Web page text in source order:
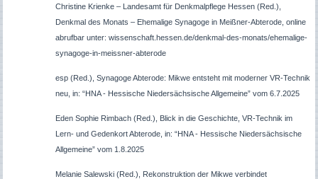
Christine Krienke – Landesamt für Denkmalpflege Hessen (Red.),
Denkmal des Monats – Ehemalige Synagoge in Meißner-Abterode, online
abrufbar unter: wissenschaft.hessen.de/denkmal-des-monats/ehemalige-
synagoge-in-meissner-abterode
esp (Red.), Synagoge Abterode: Mikwe entsteht mit moderner VR-Technik
neu, in: “HNA - Hessische Niedersächsische Allgemeine” vom 6.7.2025
Eden Sophie Rimbach (Red.), Blick in die Geschichte, VR-Technik im
Lern- und Gedenkort Abterode, in: “HNA - Hessische Niedersächsische
Allgemeine” vom 1.8.2025
Melanie Salewski (Red.), Rekonstruktion der Mikwe verbindet